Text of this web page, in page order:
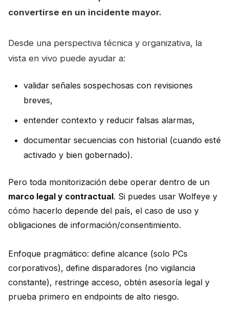
convertirse en un incidente mayor.
Desde una perspectiva técnica y organizativa, la
vista en vivo puede ayudar a:
validar señales sospechosas con revisiones
breves,
entender contexto y reducir falsas alarmas,
documentar secuencias con historial (cuando esté
activado y bien gobernado).
Pero toda monitorización debe operar dentro de un
marco legal y contractual. Si puedes usar Wolfeye y
cómo hacerlo depende del país, el caso de uso y
obligaciones de información/consentimiento.
Enfoque pragmático: define alcance (solo PCs
corporativos), define disparadores (no vigilancia
constante), restringe acceso, obtén asesoría legal y
prueba primero en endpoints de alto riesgo.